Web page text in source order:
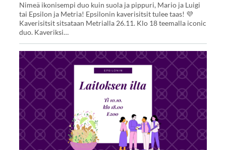
Nimeä ikonisempi duo kuin suola ja pippuri, Mario ja Luigi
tai Epsilon ja Metria! Epsilonin kaverisitsit tulee taas! 💜
Kaverisitsit sitsataan Metrialla 26.11. Klo 18 teemalla iconic
duo. Kaveriksi…